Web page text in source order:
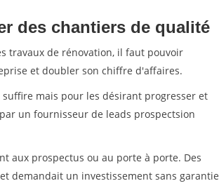
des chantiers de qualité
travaux de rénovation, il faut pouvoir
et doubler son chiffre d'affaires.
mais pour les désirant progresser et
un fournisseur de leads prospectsion
aux prospectus ou au porte à porte. Des
demandait un investissement sans garantie